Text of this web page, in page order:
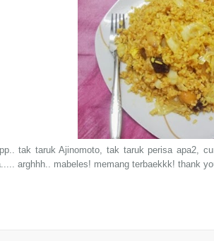
tak taruk Ajinomoto, tak taruk perisa apa2,
arghhh.. mabeles! memang terbaekkk! thank